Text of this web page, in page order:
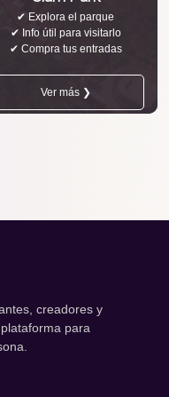
✔ Explora el parque
✔ Info útil para visitarlo
✔ Compra tus entradas
Ver más ❯
creadores y
para